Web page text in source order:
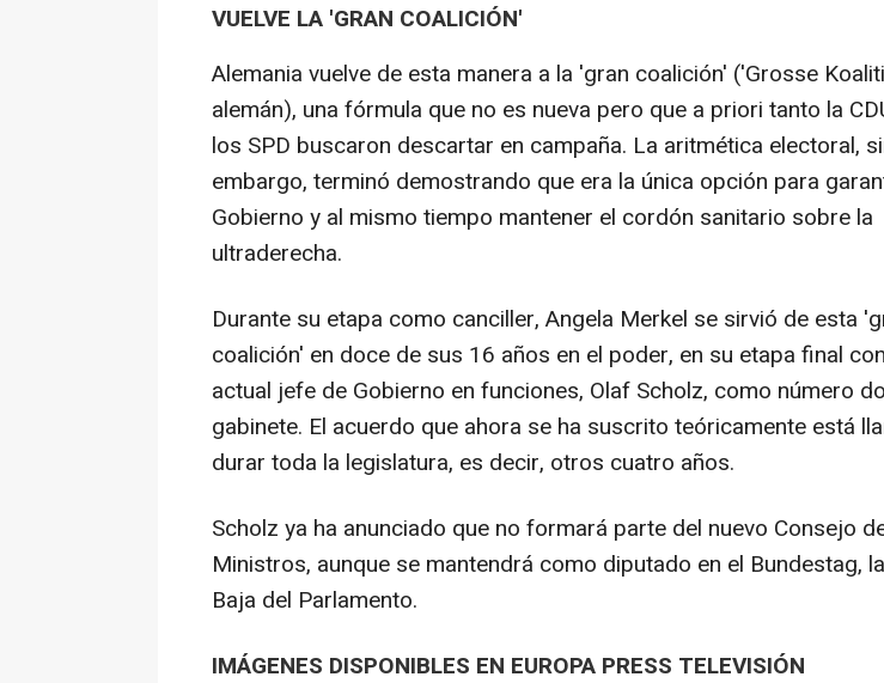
VUELVE LA 'GRAN COALICIÓN'
Alemania vuelve de esta manera a la 'gran coalición' ('Grosse
alemán), una fórmula que no es nueva pero que a priori tanto la
los SPD buscaron descartar en campaña. La aritmética electoral,
embargo, terminó demostrando que era la única opción para
Gobierno y al mismo tiempo mantener el cordón sanitario sobre la
ultraderecha.
Durante su etapa como canciller, Angela Merkel se sirvió de esta
coalición' en doce de sus 16 años en el poder, en su etapa final
actual jefe de Gobierno en funciones, Olaf Scholz, como número
gabinete. El acuerdo que ahora se ha suscrito teóricamente está
durar toda la legislatura, es decir, otros cuatro años.
Scholz ya ha anunciado que no formará parte del nuevo Consejo
Ministros, aunque se mantendrá como diputado en el Bundestag,
Baja del Parlamento.
IMÁGENES DISPONIBLES EN EUROPA PRESS TELEVISIÓN